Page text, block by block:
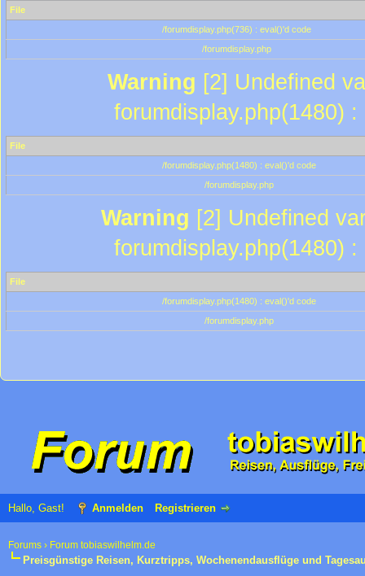
File
/forumdisplay.php(736) : eval()'d code
/forumdisplay.php
Warning [2] Undefined
forumdisplay.php(1480)
File
/forumdisplay.php(1480) : eval()'d code
/forumdisplay.php
Warning [2] Undefined
forumdisplay.php(1480)
File
/forumdisplay.php(1480) : eval()'d code
/forumdisplay.php
Hallo, Gast! Anmelden Registrieren
Forums › Forum tobiaswilhelm.de
Preisgünstige Reisen, Kurztripps, Wochenendausflüge und